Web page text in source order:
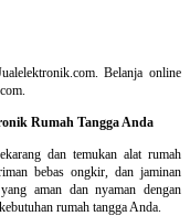
Belanja online
Rumah Tangga Anda
dan temukan alat rumah
bebas ongkir, dan jaminan
aman dan nyaman dengan
rumah tangga Anda.